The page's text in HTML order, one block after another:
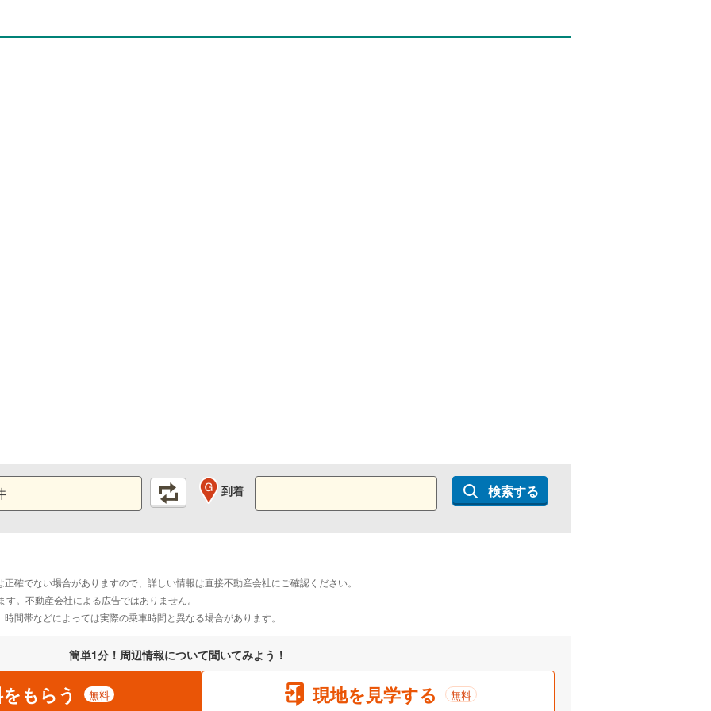
到着 検索する
確でない場合がありますので、詳しい情報は直接不動産会社にご確認ください。
。不動産会社による広告ではありません。
間帯などによっては実際の乗車時間と異なる場合があります。
簡単1分！周辺情報について聞いてみよう！
もらう 無料 現地を見学する 無料